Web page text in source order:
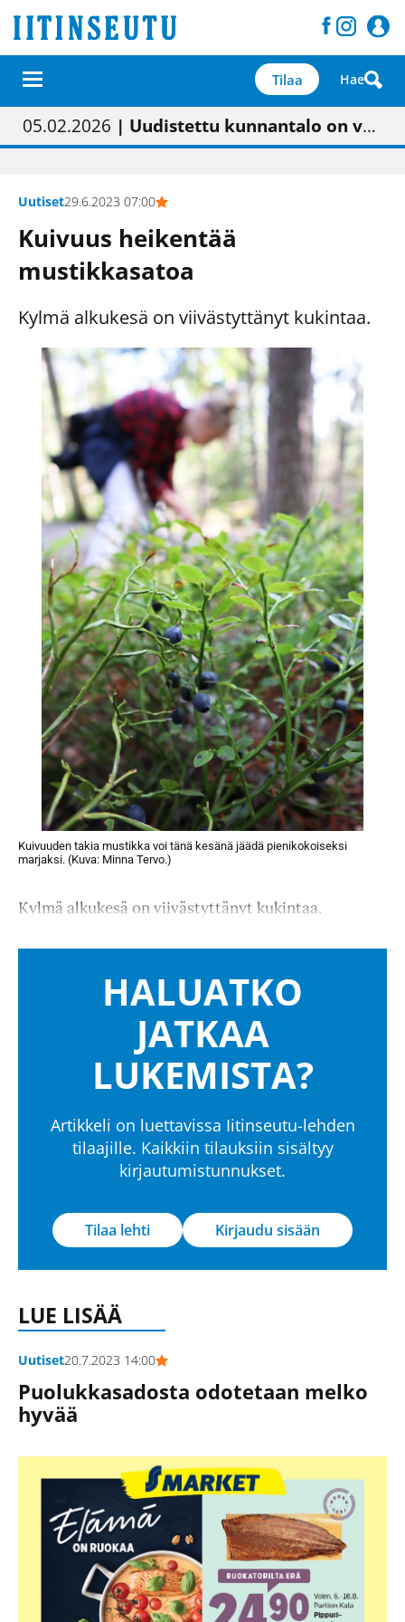
Tilaa Hae
01.02.2026 | Painon vaihtumisen pitäisi näkyä hieman parempana painojäljen laatuna lehdessä
05.02.2026 | Uudistettu kunnantalo on valoisa
23.04.2026 | “Olemme käynnistämässä uudelleen keskustavisiotyön”
09.05.2026| "Maalla on totuttu elämään omavaraisemmin kuin kaupungissa"
Uutiset29.6.2023 07:00
Kuivuus heikentää
mustikkasatoa
Kylmä alkukesä on viivästyttänyt kukintaa.
Kuivuuden takia mustikka voi tänä kesänä jäädä pienikokoiseksi
marjaksi. (Kuva: Minna Tervo.)
Kylmä alkukesä on viivästyttänyt kukintaa.
HALUATKO
JATKAA
LUKEMISTA?
Artikkeli on luettavissa Iitinseutu-lehden
tilaajille. Kaikkiin tilauksiin sisältyy
kirjautumistunnukset.
Tilaa lehti Kirjaudu sisään
LUE LISÄÄ
Uutiset20.7.2023 14:00
Puolukkasadosta odotetaan melko
hyvää